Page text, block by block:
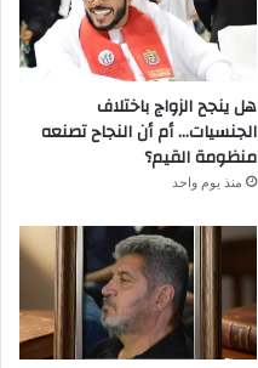
هل ينجح الزواج باختلاف
الجنسيات… أم أن النجاح تصنعه
منظومة القيم؟
منذ يوم واحد